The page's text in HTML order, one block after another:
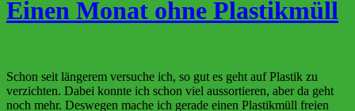
Einen Monat ohne Plastikmüll
Schon seit längerem versuche ich, so gut es geht auf Plastik zu
verzichten. Dabei konnte ich schon viel aussortieren, aber da geht
noch mehr. Deswegen mache ich gerade einen Plastikmüll freien